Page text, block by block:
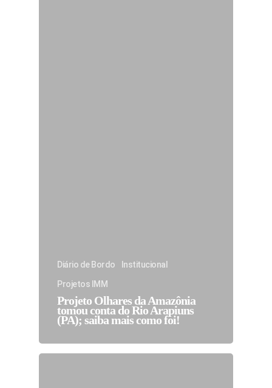
Diário de Bordo
Institucional
Projetos IMM
Projeto Olhares da Amazônia
tomou conta do Rio Arapiuns
(PA); saiba mais como foi!